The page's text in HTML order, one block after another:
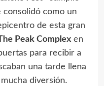
consolidó como un
de esta gran
The Peak Complexen
para recibir a
una tarde llena
diversión.